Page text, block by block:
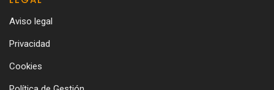
Aviso legal
Privacidad
Cookies